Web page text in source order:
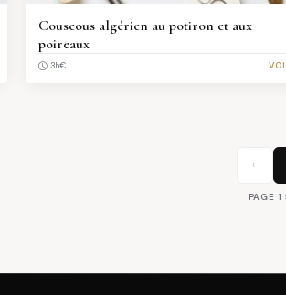
Couscous algérien au potiron et aux
poireaux
3h€
‹
PAGE